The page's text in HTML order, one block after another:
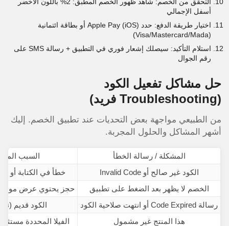
التحقق من الخصم: شاهد ظهور الخصم المطبق: 2% باللون الأخضر
أسفل الإجمالي
اختيار طريقة الدفع: حدد Apple Pay (iOS) أو بطاقة ائتمانية
(Visa/Mastercard/Mada)
استلام التأكيد: سيصلك إشعار فوري في التطبيق + رسالة SMS على
رقم الجوال
حل مشاكل تفعيل الكود
(Troubleshooting فريد)
من الطبيعي مواجهة بعض التحديات عند تطبيق الخصم. إليك
أشهر المشاكل والحلول المجربة.
المشكلة / رسالة الخطأ
السبب
الكود غير صالح أو Invalid Code
خطأ في الكتابة أو
الخصم لا يظهر بعد الضغط على تطبيق
حجز يحتوي عرض
رسالة Code Expired أو انتهت صلاحية الكود
الكود قديم
هذا المنتج غير مشمول
الفيلا المحددة